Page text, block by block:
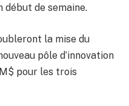
début de semaine.
la mise du
pôle d’innovation
pour les trois